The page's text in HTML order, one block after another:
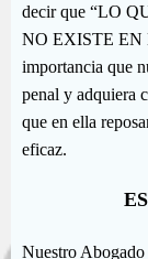
decir que “LO
NO EXISTE EN
importancia que
penal y adquiera
que en ella
eficaz.
Nuestro